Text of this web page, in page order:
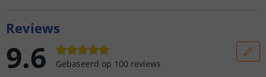
Reviews
9.6 Gebaseerd op 100 reviews